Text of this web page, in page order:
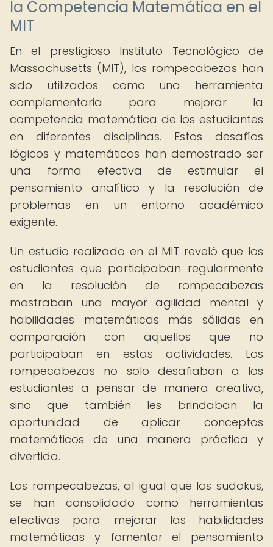
la Competencia Matemática en el
MIT
En el prestigioso Instituto Tecnológico de
Massachusetts (MIT), los rompecabezas han
sido utilizados como una herramienta
complementaria para mejorar la
competencia matemática de los estudiantes
en diferentes disciplinas. Estos desafíos
lógicos y matemáticos han demostrado ser
una forma efectiva de estimular el
pensamiento analítico y la resolución de
problemas en un entorno académico
exigente.
Un estudio realizado en el MIT reveló que los
estudiantes que participaban regularmente
en la resolución de rompecabezas
mostraban una mayor agilidad mental y
habilidades matemáticas más sólidas en
comparación con aquellos que no
participaban en estas actividades. Los
rompecabezas no solo desafiaban a los
estudiantes a pensar de manera creativa,
sino que también les brindaban la
oportunidad de aplicar conceptos
matemáticos de una manera práctica y
divertida.
Los rompecabezas, al igual que los sudokus,
se han consolidado como herramientas
efectivas para mejorar las habilidades
matemáticas y fomentar el pensamiento